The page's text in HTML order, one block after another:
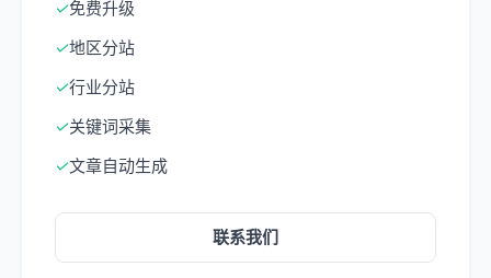
✓免费升级
✓地区分站
✓行业分站
✓关键词采集
✓文章自动生成
联系我们